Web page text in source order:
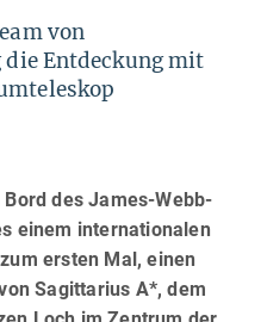
von
Entdeckung mit
des James-Webb-
einem internationalen
ersten Mal, einen
Sagittarius A*, dem